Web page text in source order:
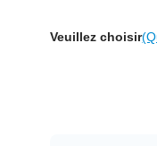
Veuillez choisir